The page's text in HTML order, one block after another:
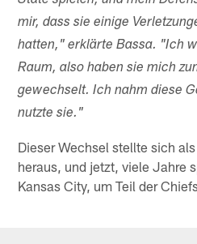
mir, dass sie einige
hatten," erklärte Bassa. "Ich
Raum, also haben sie mich
gewechselt. Ich nahm diese
nutzte sie."
Dieser Wechsel stellte sich
heraus, und jetzt, viele Jahre
Kansas City, um Teil der